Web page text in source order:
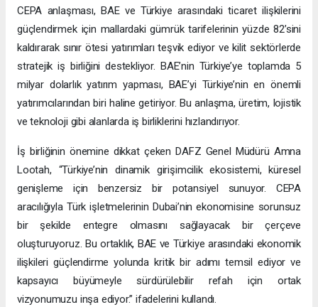
CEPA anlaşması, BAE ve Türkiye arasındaki ticaret ilişkilerini
güçlendirmek için mallardaki gümrük tarifelerinin yüzde 82’sini
kaldırarak sınır ötesi yatırımları teşvik ediyor ve kilit sektörlerde
stratejik iş birliğini destekliyor. BAE’nin Türkiye’ye toplamda 5
milyar dolarlık yatırım yapması, BAE’yi Türkiye’nin en önemli
yatırımcılarından biri haline getiriyor. Bu anlaşma, üretim, lojistik
ve teknoloji gibi alanlarda iş birliklerini hızlandırıyor.
İş birliğinin önemine dikkat çeken DAFZ Genel Müdürü Amna
Lootah, “Türkiye’nin dinamik girişimcilik ekosistemi, küresel
genişleme için benzersiz bir potansiyel sunuyor. CEPA
aracılığıyla Türk işletmelerinin Dubai’nin ekonomisine sorunsuz
bir şekilde entegre olmasını sağlayacak bir çerçeve
oluşturuyoruz. Bu ortaklık, BAE ve Türkiye arasındaki ekonomik
ilişkileri güçlendirme yolunda kritik bir adımı temsil ediyor ve
kapsayıcı büyümeyle sürdürülebilir refah için ortak
vizyonumuzu inşa ediyor.” ifadelerini kullandı.